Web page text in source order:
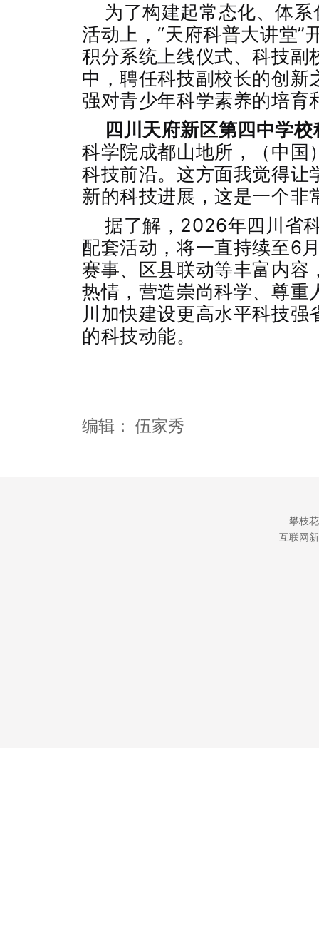
为了构建起常态化、体
活动上，“天府科普大讲堂”
积分系统上线仪式、科技副
中，聘任科技副校长的创新
强对青少年科学素养的培育
四川天府新区第四中学
科学院成都山地所，（中国
科技前沿。这方面我觉得让
新的科技进展，这是一个非
据了解，2026年四川省
配套活动，将一直持续至6
赛事、区县联动等丰富内容
热情，营造崇尚科学、尊重
川加快建设更高水平科技
的科技动能。
编辑： 伍家秀
攀枝
互联网